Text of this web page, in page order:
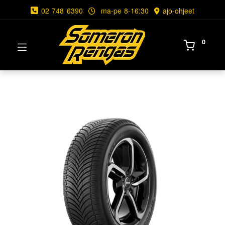
02 748 6390 ma-pe 8-16:30 ajo-ohjeet
0